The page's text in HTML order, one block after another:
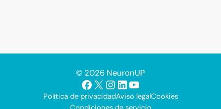
© 2026 NeuronUP
Facebook
X Instagram
LinkedIn
YouTube
Política de privacidadAviso legalCookies